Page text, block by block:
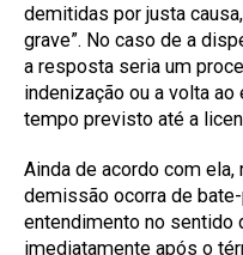
demitidas por justa
grave”. No caso de a
a resposta seria um
indenização ou a volta
tempo previsto até a
Ainda de acordo com ela,
demissão ocorra de
entendimento no sentido
imediatamente após o